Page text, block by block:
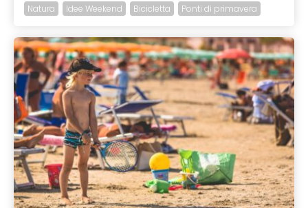
Natura Idee Weekend Bicicletta Ponti di primavera